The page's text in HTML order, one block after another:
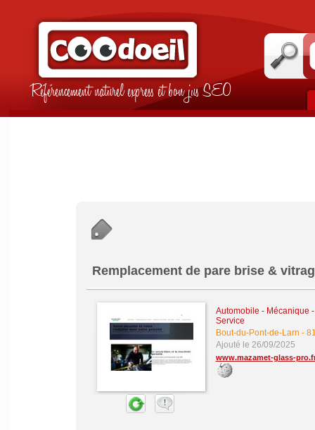
Référencement naturel express et bon jus SEO
Remplacement de pare brise &
Automobile - Mécanique
Service
Bout-du-Pont-de-Larn -
Ajouté le 26/09/2025
www.mazamet-glass-